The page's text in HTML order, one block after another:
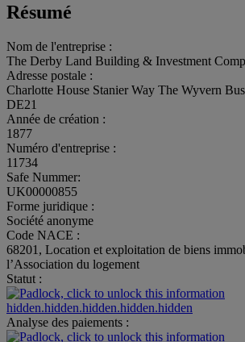
Résumé
Nom de l'entreprise :
The Derby Land Building & Investment
Adresse postale :
Charlotte House Stanier Way The Wyvern
DE21
Année de création :
1877
Numéro d'entreprise :
11734
Safe Nummer:
UK00000855
Forme juridique :
Société anonyme
Code NACE :
68201, Location et exploitation de biens
l’Association du logement
Statut :
hidden.hidden.hidden.hidden.hidden
Analyse des paiements :